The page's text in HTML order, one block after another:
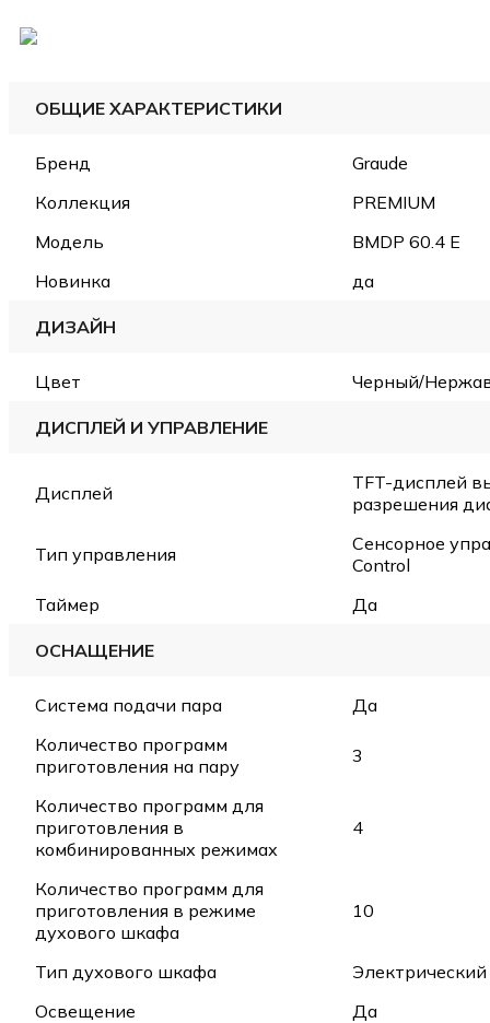
ОБЩИЕ ХАРАКТЕРИСТИКИ
Бренд
Graude
Коллекция
PREMIUM
Модель
BMDP 60.4 E
Новинка
да
ДИЗАЙН
Цвет Черный/
ДИСПЛЕЙ И УПРАВЛЕНИЕ
Дисплей
TFT-дисплей
разрешения
Тип управления
Сенсорное
Control
Таймер
Да
ОСНАЩЕНИЕ
Система подачи пара
Да
Количество программ
приготовления на пару
3
Количество программ для
приготовления в
комбинированных режимах
4
Количество программ для
приготовления в режиме
духового шкафа
10
Тип духового шкафа
Электрический
Освещение
Да